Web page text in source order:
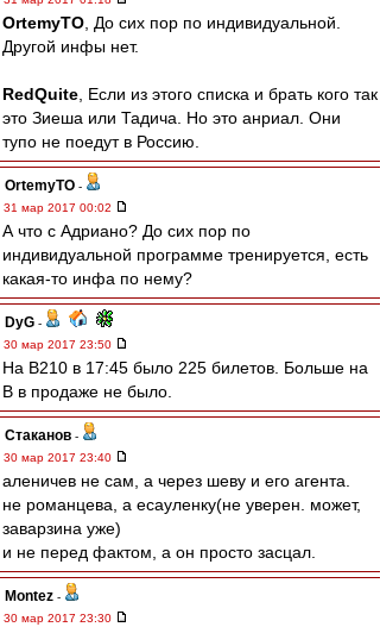
OrtemyTO , До сих пор по индивидуальной.
Другой инфы нет.
RedQuite , Если из этого списка и брать кого так
это Зиеша или Тадича. Но это анриал. Они
тупо не поедут в Россию.
OrtemyTO -
31 мар 2017 00:02
А что с Адриано? До сих пор по
индивидуальной программе тренируется, есть
какая-то инфа по нему?
DyG -
30 мар 2017 23:50
На В210 в 17:45 было 225 билетов. Больше на
В в продаже не было.
Cтаканов -
30 мар 2017 23:40
аленичев не сам, а через шеву и его агента.
не романцева, а есауленку(не уверен. может,
заварзина уже)
и не перед фактом, а он просто засцал.
Montez -
30 мар 2017 23:30